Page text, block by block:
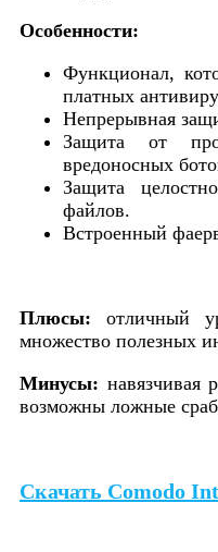
Особенности:
Функционал,
платных
Непрерывная
Защита от
вредоносных
Защита
файлов.
Встроенный
Плюсы: отличный
множество полезных
Минусы: навязчивая
возможны ложные
Скачать Comodo